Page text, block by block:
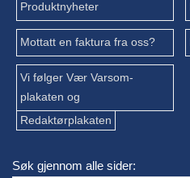
Produktnyheter
Mottatt en faktura fra oss?
Vi følger Vær Varsom-
plakaten og
Redaktørplakaten
Søk gjennom alle sider: